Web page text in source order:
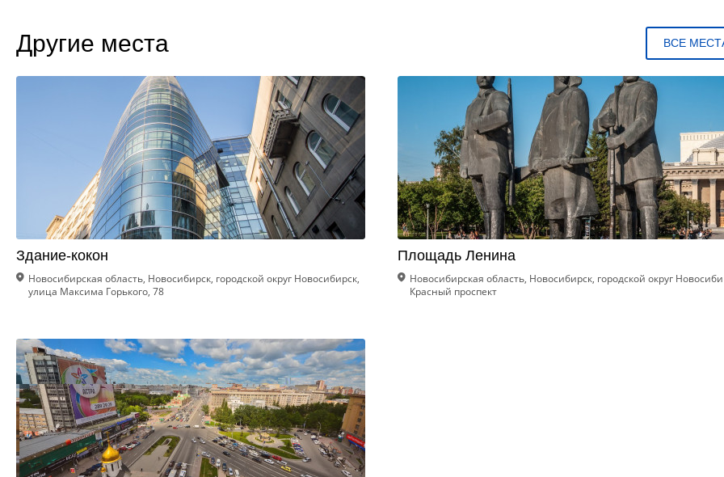
Другие места ВСЕ
Здание-кокон
Новосибирская область, Новосибирск, городской округ Новосибирск,
улица Максима Горького, 78
Площадь Ленина
Новосибирская область, Новосибирск, городской округ
Красный проспект